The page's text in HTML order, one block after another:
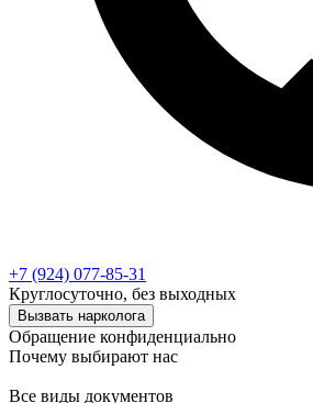
+7 (924) 077-85-31
Круглосуточно, без выходных
Вызвать нарколога
Обращение конфиденциально
Почему выбирают нас
Все виды документов